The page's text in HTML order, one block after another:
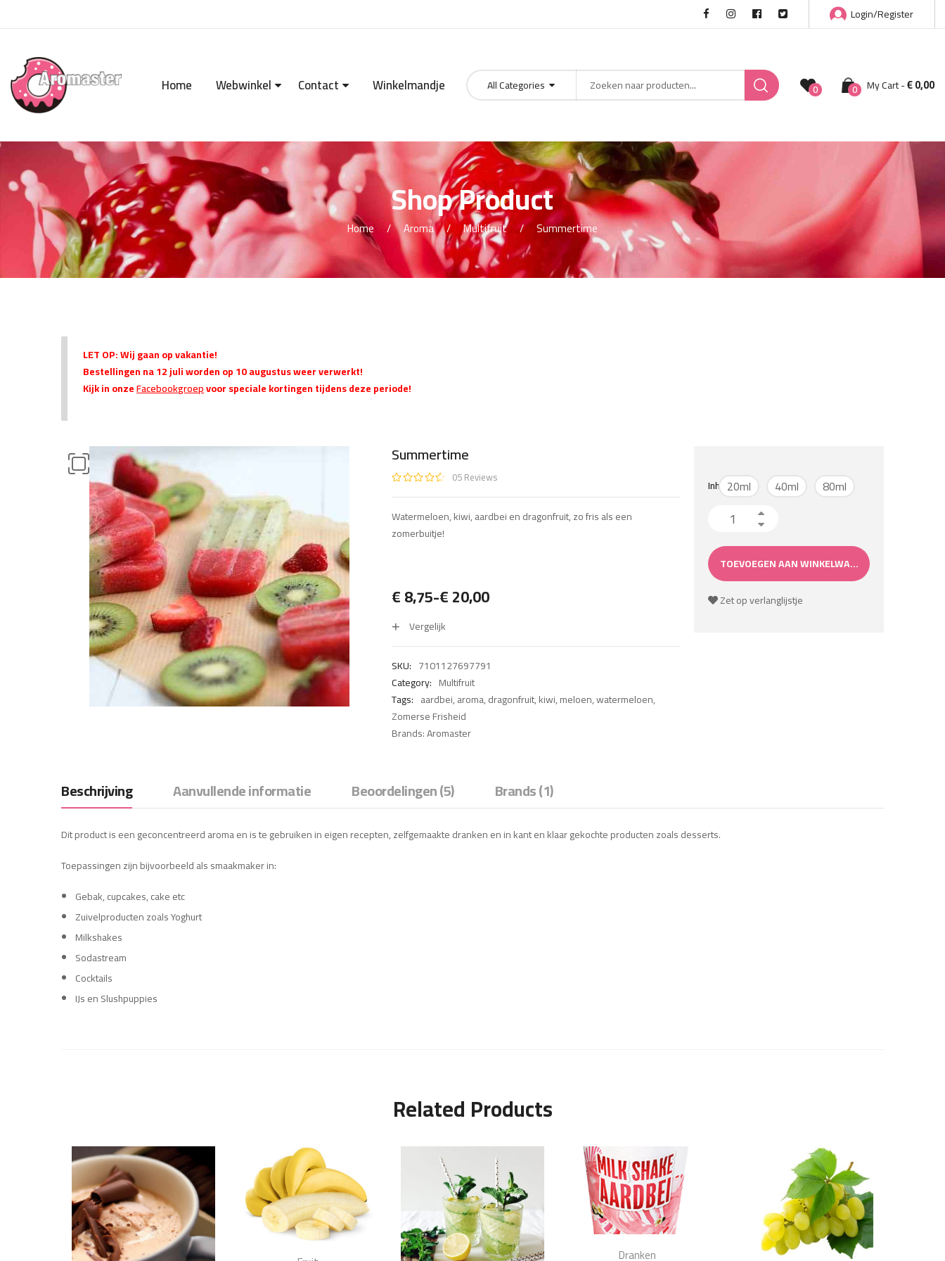
Login/Register
Home Webwinkel Contact Winkelmandje
ProductsAll Categories 0 0 My Cart €0,00
Shop Product
Home Aroma Multifruit Summertime
LET OP: Wij gaan op vakantie!
Bestellingen na 12 juli worden op 10 augustus weer verwerkt!
Kijk in onzeFacebookgroepvoor speciale kortingen tijdens deze periode!
Summertime
05Reviews
Watermeloen, kiwi, aardbei en dragonfruit, zo fris als een
zomerbuitje!
€8,75-€20,00
Prijsklasse:
€ 8,75
tot
€ 20,00
Vergelijk
SKU: 7101127697791
Category: Multifruit
Tags: aardbei,aroma,dragonfruit,kiwi,meloen,watermeloen,
Zomerse Frisheid
Brands:Aromaster
Inhoud20ml 40ml 80ml
Summertime aantal
TOEVOEGEN AAN WINKELWAGEN
Zet op verlanglijstje
Beschrijving Aanvullende informatie Beoordelingen (5) Brands (1)
Dit product is een geconcentreerd aroma en is te gebruiken in eigen recepten, zelfgemaakte dranken en in kant en klaar gekochte producten zoals desserts.
Toepassingen zijn bijvoorbeeld als smaakmaker in:
Gebak, cupcakes, cake etc
Zuivelproducten zoals Yoghurt
Milkshakes
Sodastream
Cocktails
IJs en Slushpuppies
Related Products
Dranken